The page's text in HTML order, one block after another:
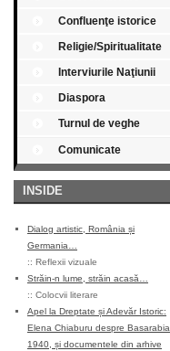
Confluenţe istorice
Religie/Spiritualitate
Interviurile Naţiunii
Diaspora
Turnul de veghe
Comunicate
INSIDE
Dialog artistic, România și
Germania…
:: Reflexii vizuale
Străin-n lume, străin acasă…
:: Colocvii literare
Apel la Dreptate și Adevăr Istoric:
Elena Chiaburu despre Basarabia,
1940, și documentele din arhive